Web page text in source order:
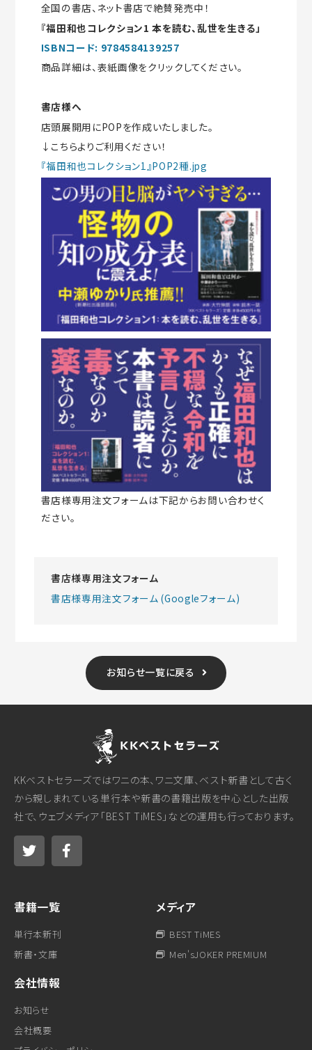
全国の書店、ネット書店で絶賛発売中！
『福田和也コレクション1 本を読む、乱世を生きる」
ISBNコード: 9784584139257
商品詳細は、表紙画像をクリックしてください。
書店様へ
店頭展開用にPOPを作成いたしました。
↓こちらよりご利用ください！
『福田和也コレクション1』POP2種.jpg
書店様専用注文フォームは下記からお問い合わせく
ださい。
書店様専用注文フォーム
書店様専用注文フォーム (Googleフォーム)
お知らせ一覧に戻る
KKベストセラーズではワニの本、ワニ文庫、ベスト新書として古く
から親しまれている単行本や新書の書籍出版を中心とした出版
社で、ウェブメディア「BEST TiMES」などの運用も行っております。
書籍一覧
単行本新刊
新書・文庫
メディア
BEST TiMES
Men'sJOKER PREMIUM
会社情報
お知らせ
会社概要